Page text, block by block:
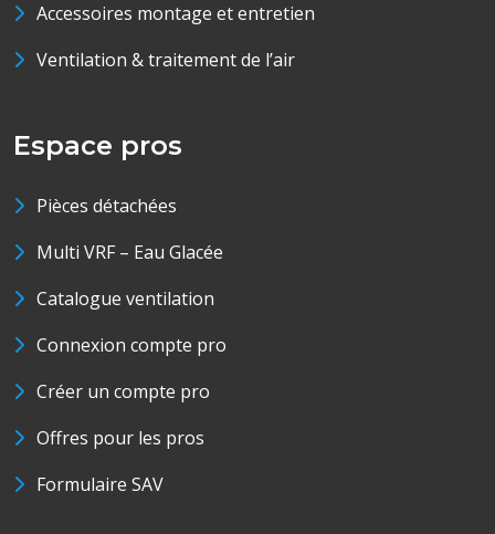
Accessoires montage et entretien
Ventilation & traitement de l’air
Espace pros
Pièces détachées
Multi VRF – Eau Glacée
Catalogue ventilation
Connexion compte pro
Créer un compte pro
Offres pour les pros
Formulaire SAV